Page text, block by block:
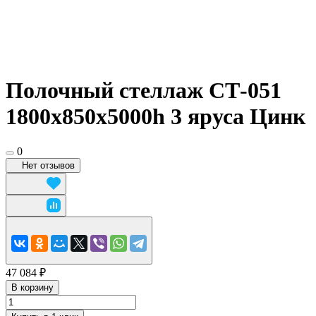
Полочный стеллаж СТ-051
1800x850x5000h 3 яруса Цинк
0
Нет отзывов
47 084 ₽
В корзину